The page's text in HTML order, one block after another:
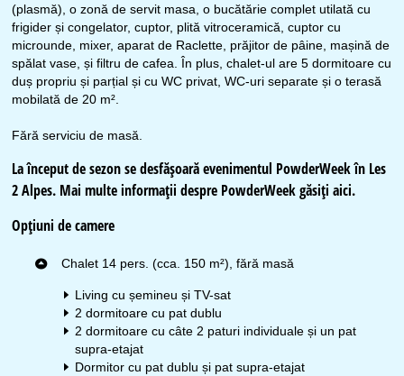
(plasmă), o zonă de servit masa, o bucătărie complet utilată cu
frigider și congelator, cuptor, plită vitroceramică, cuptor cu
microunde, mixer, aparat de Raclette, prăjitor de pâine, mașină de
spălat vase, și filtru de cafea. În plus, chalet-ul are 5 dormitoare cu
duș propriu și parțial și cu WC privat, WC-uri separate și o terasă
mobilată de 20 m².
Fără serviciu de masă.
La început de sezon se desfăşoară evenimentul PowderWeek în Les
2 Alpes. Mai multe informații despre PowderWeek găsițiaici.
Opțiuni de camere
Chalet 14 pers. (cca. 150 m²), fără masă
Living cu șemineu și TV-sat
2 dormitoare cu pat dublu
2 dormitoare cu câte 2 paturi individuale și un pat
supra-etajat
Dormitor cu pat dublu și pat supra-etajat